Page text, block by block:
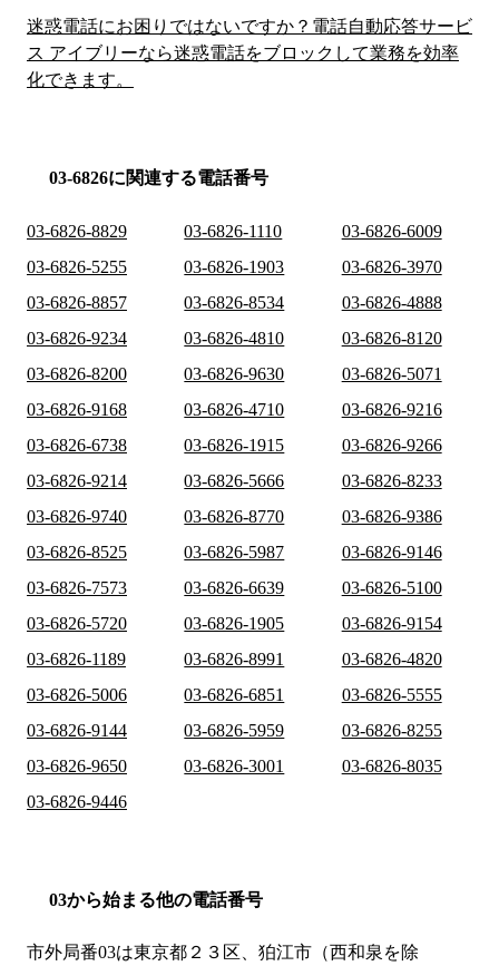
迷惑電話にお困りではないですか？電話自動応答サービ
ス アイブリーなら迷惑電話をブロックして業務を効率
化できます。
03-6826に関連する電話番号
03-6826-8829 03-6826-1110
03-6826-6009
03-6826-5255
03-6826-1903
03-6826-3970
03-6826-8857
03-6826-8534
03-6826-4888
03-6826-9234
03-6826-4810
03-6826-8120
03-6826-8200
03-6826-9630
03-6826-5071
03-6826-9168
03-6826-4710
03-6826-9216
03-6826-6738
03-6826-1915
03-6826-9266
03-6826-9214
03-6826-5666
03-6826-8233
03-6826-9740
03-6826-8770
03-6826-9386
03-6826-8525
03-6826-5987
03-6826-9146
03-6826-7573
03-6826-6639
03-6826-5100
03-6826-5720
03-6826-1905
03-6826-9154
03-6826-1189
03-6826-8991
03-6826-4820
03-6826-5006
03-6826-6851
03-6826-5555
03-6826-9144
03-6826-5959
03-6826-8255
03-6826-9650
03-6826-3001
03-6826-8035
03-6826-9446
03から始まる他の電話番号
市外局番03は東京都２３区、狛江市（西和泉を除